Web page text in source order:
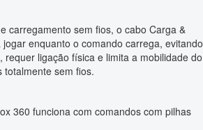
carregamento sem fios, o cabo Carga &
enquanto o comando carrega, evitando
requer ligação física e limita a mobilidade do
totalmente sem fios.
360 funciona com comandos com pilhas